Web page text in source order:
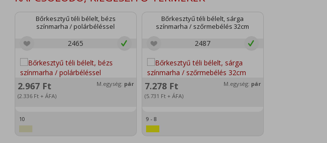
Bőrkesztyű téli bélelt, bézs
színmarha / polárbéléssel
2465
2.967 Ft
(2.336 Ft + ÁFA)
M.egység: pár
10
Bőrkesztyű téli bélelt, sárga
színmarha / szőrmebélés 32cm
2487
7.278 Ft
(5.731 Ft+ ÁFA)
M.egység: pár
9 - 8